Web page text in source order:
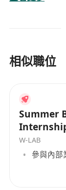
•⁠ ⁠⁠銀行假期
•⁠ ⁠⁠學士學位優
•⁠ ⁠Have
and English
•⁠ ⁠⁠Bank
•⁠ ⁠⁠Provide
insurance
•⁠
•⁠ ⁠⁠Salary
相似職位
Summer
W-LAB
參與內部